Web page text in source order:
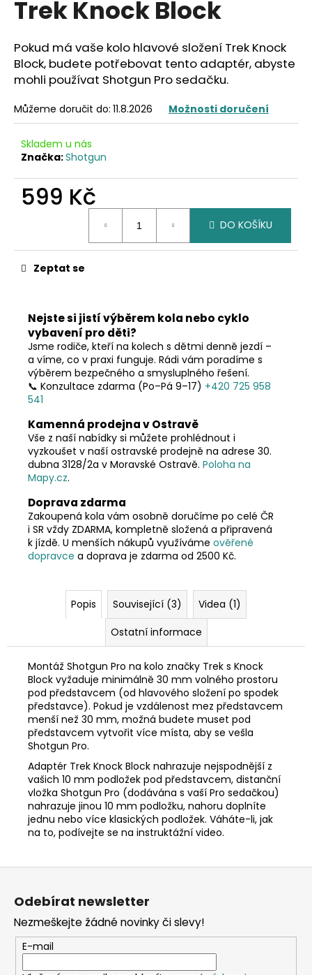
Trek Knock Block
Pokud má vaše kolo hlavové složení Trek Knock
Block, budete potřebovat tento adaptér, abyste
mohli používat Shotgun Pro sedačku.
Můžeme doručit do: 11.8.2026 Možnosti doručení
Skladem u nás
Značka:Shotgun
599 Kč
DO KOŠÍKU
Zeptat se
Nejste si jistí výběrem kola nebo cyklo
vybavení pro děti?
Jsme rodiče, kteří na kolech s dětmi denně jezdí –
a víme, co v praxi funguje. Rádi vám poradíme s
výběrem bezpečného a smysluplného řešení.
📞 Konzultace zdarma (Po–Pá 9–17) +420 725 958
541
Kamenná prodejna v Ostravě
Vše z naší nabídky si můžete prohlédnout i
vyzkoušet v naší ostravské prodejně na adrese 30.
dubna 3128/2a v Moravské Ostravě. Poloha na
Mapy.cz.
Doprava zdarma
Zakoupená kola vám osobně doručíme po celé ČR
i SR vždy ZDARMA, kompletně složená a připravená
k jízdě. U menších nákupů využíváme ověřené
dopravce a doprava je zdarma od 2500 Kč.
Popis Související (3)
Videa (1)
Ostatní informace
Montáž Shotgun Pro na kolo značky Trek s Knock
Block vyžaduje minimálně 30 mm volného prostoru
pod představcem (od hlavového složení po spodek
představce). Pokud je vzdálenost mez představcem
menší než 30 mm, možná budete muset pod
představcem vytvořit více místa, aby se vešla
Shotgun Pro.
Adaptér Trek Knock Block nahrazuje nejspodnější z
vašich 10 mm podložek pod představcem, distanční
vložka Shotgun Pro (dodávána s vaší Pro sedačkou)
nahrazuje jinou 10 mm podložku, nahoru doplníte
jednu nebo více klasických podložek. Váháte-li, jak
na to, podívejte se na instruktážní video.
a
í
t
?
p
o
m
Z
Odebírat newsletter
Nezmeškejte žádné novinky či slevy!
E-mail